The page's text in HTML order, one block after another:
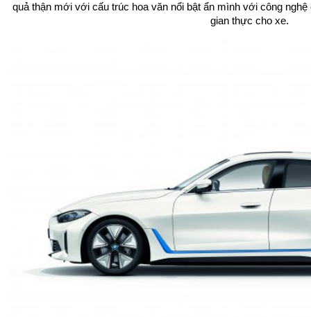
quả thận mới với cấu trúc hoa văn nổi bật ẩn mình với công
gian thực cho xe.